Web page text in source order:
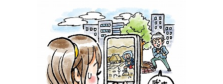
募集要項＆願書
大学・短大以外の資料から請求